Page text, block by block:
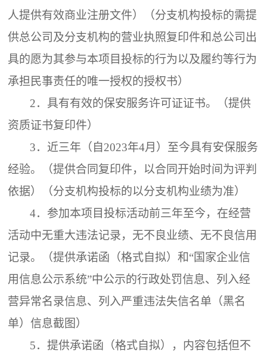
人提供有效商业注册文件）（分支机构投标的需提
供总公司及分支机构的营业执照复印件和总公司出
具的愿为其参与本项目投标的行为以及履约等行为
承担民事责任的唯一授权的授权书）
2． 具有有效的保安服务许可证证书。（提供
资质证书复印件）
3． 近三年（自2023年4月）至今具有安保服务
经验。（提供合同复印件，以合同开始时间为评判
依据）（分支机构投标的以分支机构业绩为准）
4． 参加本项目投标活动前三年至今，在经营
活动中无重大违法记录，无不良业绩、无不良信用
记录。（提供承诺函（格式自拟）和“国家企业信
用信息公示系统”中公示的行政处罚信息、列入经
营异常名录信息、列入严重违法失信名单（黑名
单）信息截图）
5．提供承诺函（格式自拟），内容包括但不